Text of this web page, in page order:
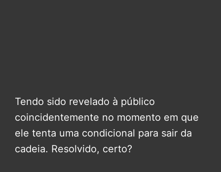
Tendo sido revelado à público
coincidentemente no momento em que
ele tenta uma condicional para sair da
cadeia. Resolvido, certo?